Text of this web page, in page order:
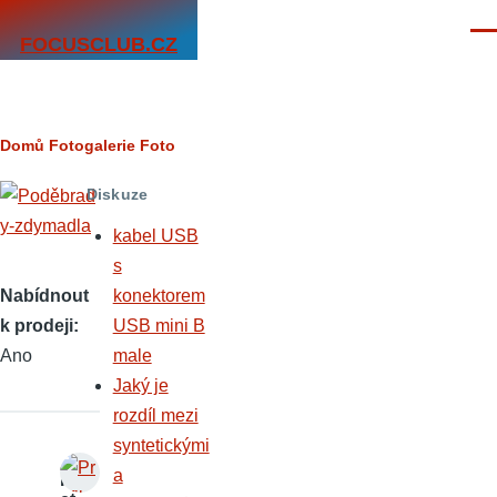
FOCUSCLUB.CZ
Drobečková
navigace
Domů Fotogalerie Foto
Nabídnout
k prodeji
Ano
P
Diskuze
kabel USB
s
konektorem
USB mini B
male
Jaký je
rozdíl mezi
syntetickými
a